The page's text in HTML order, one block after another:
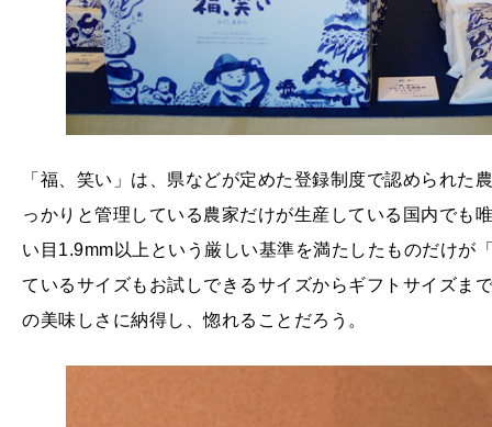
「福、笑い」は、県などが定めた登録制度で認められ
っかりと管理している農家だけが生産している国内でも
い目1.9mm以上という厳しい基準を満たしたものだけが
ているサイズもお試しできるサイズからギフトサイズま
の美味しさに納得し、惚れることだろう。